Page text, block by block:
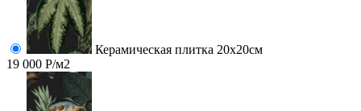
Керамическая плитка 20х20см
19 000 Р/м2